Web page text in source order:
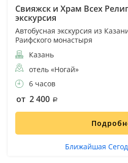
Свияжск и Храм Всех
экскурсия
Автобусная экскурсия из
Раифского монастыря
Казань
отель «Ногай»
6 часов
от 2 400
Ближайшая